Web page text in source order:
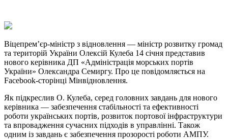
Link
Print
Віцепрем’єр-міністр з відновлення — міністр розвитку громад
та територій України Олексій Кулеба 14 січня представив
нового керівника ДП «Адміністрація морських портів
України» Олександра Семиргу. Про це повідомляється на
Facebook-сторінці Мінвідновлення.
Як підкреслив О. Кулеба, серед головних завдань для нового
керівника — забезпечення стабільності та ефективності
роботи українських портів, розвиток портової інфраструктури
та впровадження сучасних підходів в управлінні. Також
одним із завдань є забезпечення прозорості роботи АМПУ.